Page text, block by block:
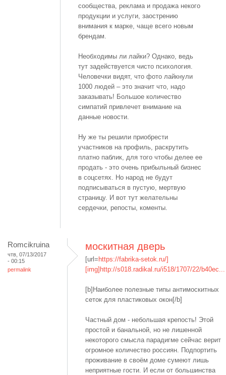
сообщества, реклама и продажа некого
продукции и услуги, заострению
внимания к марке, чаще всего новым
брендам.
Необходимы ли лайки? Однако, ведь
тут задействуется чисто психология.
Человечки видят, что фото лайкнули
1000 людей – это значит что, надо
заказывать! Большое количество
симпатий привлечет внимание на
данные новости.
Ну же ты решили приобрести
участников на профиль, раскрутить
платно паблик, для того чтобы делее ее
продать - это очень прибыльный бизнес
в соцсетях. Но народ не будут
подписываться в пустую, мертвую
страницу. И вот тут желательны
сердечки, репосты, коменты.
Romcikruina
чтв, 07/13/2017
- 00:15
permalink
москитная дверь
[url= https://fabrika-setok.ru/]
[img]http://s018.radikal.ru/i518/1707/22/b40ec...
[b]Наиболее полезные типы антимоскитных
сеток для пластиковых окон[/b]
Частный дом - небольшая крепость! Этой
простой и банальной, но не лишенной
некоторого смысла парадигме сейчас верит
огромное количество россиян. Подпортить
проживание в своём доме сумеют лишь
неприятные гости. И если от большинства